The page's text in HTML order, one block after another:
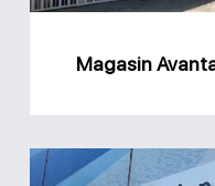
Magasin